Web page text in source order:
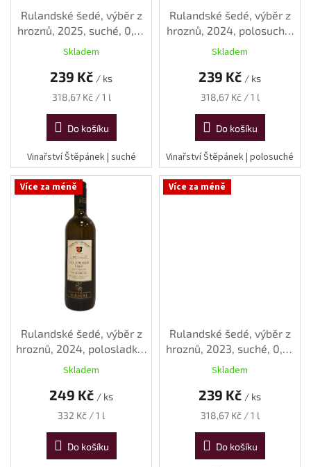
Rulandské šedé, výběr z
hroznů, 2025, suché, 0,75
Skladem
239 Kč / ks
Měrná
318,67 Kč / 1 l
Do košíku
Vinařství Štěpánek | suché
Rulandské šedé, výběr z
hroznů, 2024, polosuché,
0,75 l
Skladem
239 Kč / ks
Měrná
318,67 Kč / 1 l
Do košíku
Vinařství Štěpánek | polosuché
Více za méně
Rulandské šedé, výběr z
hroznů, 2024, polosladké,
0,75 l
Skladem
249 Kč / ks
Měrná
332 Kč / 1 l
Do košíku
Více za méně
Rulandské šedé, výběr z
hroznů, 2023, suché, 0,75
Skladem
239 Kč / ks
Měrná
318,67 Kč / 1 l
Do košíku